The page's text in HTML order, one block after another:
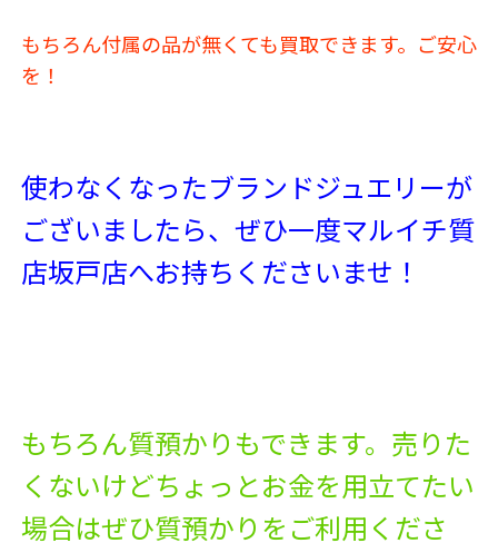
もちろん付属の品が無くても買取できます。ご安心
を！
使わなくなったブランドジュエリーが
ございましたら、ぜひ一度マルイチ質
店坂戸店へお持ちくださいませ！
もちろん質預かりもできます。売りた
くないけどちょっとお金を用立てたい
場合はぜひ質預かりをご利用くださ